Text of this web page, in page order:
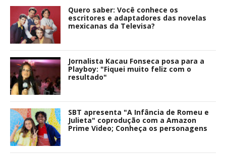
Quero saber: Você conhece os
escritores e adaptadores das novelas
mexicanas da Televisa?
Jornalista Kacau Fonseca posa para a
Playboy: "Fiquei muito feliz com o
resultado"
SBT apresenta "A Infância de Romeu e
Julieta" coprodução com a Amazon
Prime Video; Conheça os personagens